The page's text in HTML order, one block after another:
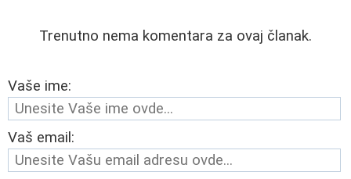
Trenutno nema komentara za ovaj članak.
Vaše ime:
Vaš email: